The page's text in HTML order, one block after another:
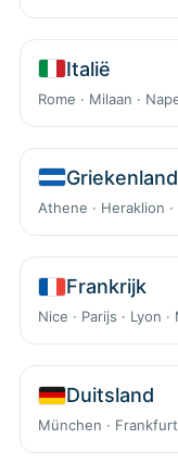
Italië
Rome · Milaan ·
Griekenland
Athene · Heraklion ·
Frankrijk
Nice · Parijs · Lyon
Duitsland
München ·